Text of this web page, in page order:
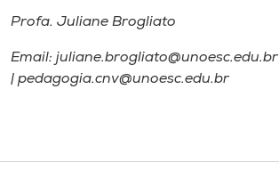
Profa. Juliane Brogliato
Email: juliane.brogliato@unoesc.edu.br
| pedagogia.cnv@unoesc.edu.br